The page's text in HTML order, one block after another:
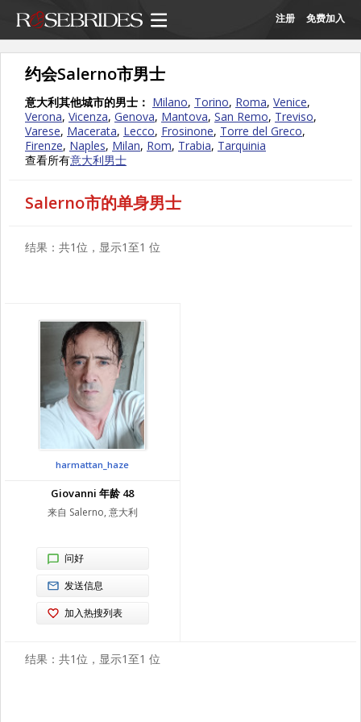
注册 免费加入
约会Salerno市男士
意大利其他城市的男士： Milano, Torino, Roma, Venice,
Verona, Vicenza, Genova, Mantova, San Remo, Treviso,
Varese, Macerata, Lecco, Frosinone, Torre del Greco,
Firenze, Naples, Milan, Rom, Trabia, Tarquinia
查看所有意大利男士
Salerno市的单身男士
结果：共1位，显示1至1 位
harmattan_haze
Giovanni 年龄 48
来自 Salerno, 意大利
问好
发送信息
加入热搜列表
结果：共1位，显示1至1 位